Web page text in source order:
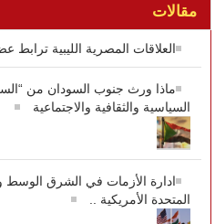
مقالات
العلاقات المصرية الليبية
ماذا ورث جنوب السودان من
السياسية والثقافية والاجتماعية
ادارة الأزمات في الشرق الوسط
المتحدة الأمريكية ..